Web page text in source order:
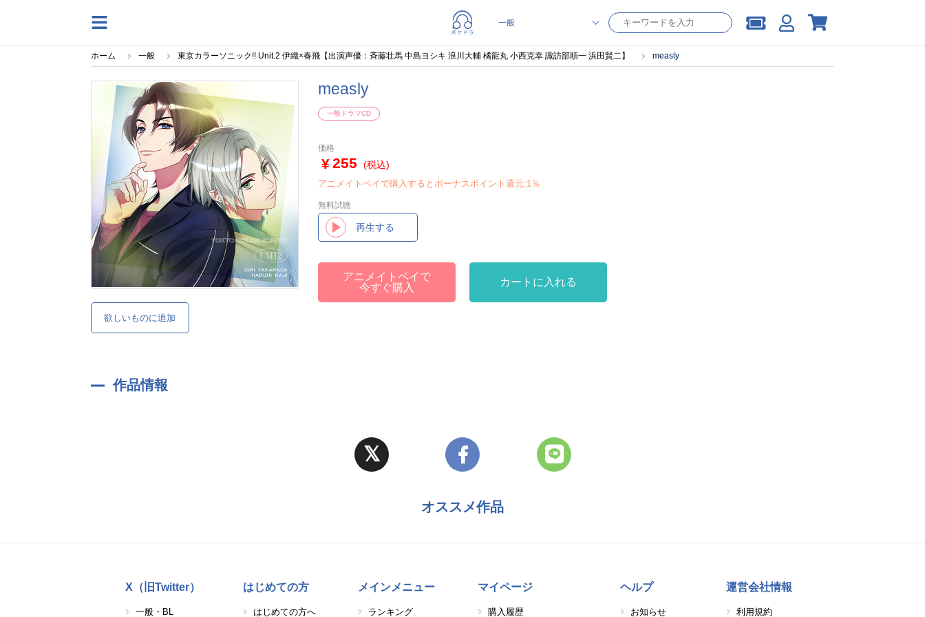
ホーム 一般 東京カラーソニック!! Unit.2 伊織×春飛【出演声優：斉藤壮馬 中島ヨシキ 浪川大輔 橘龍丸 小西克幸 諏訪部順一 浜田賢二】 measly
欲しいものに追加
measly
一般ドラマCD
価格
255 (税込)
アニメイトペイで購入するとボーナスポイント還元:1％
無料試聴
再生する
アニメイトペイで
今すぐ購入
カートに入れる
作品情報
オススメ作品
X（旧Twitter）
一般・BL
はじめての方
はじめての方へ
メインメニュー
ランキング
マイページ
購入履歴
ヘルプ
お知らせ
運営会社情報
利用規約